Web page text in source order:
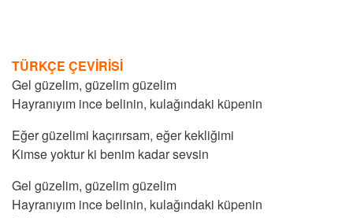
TÜRKÇE ÇEVİRİSİ
Gel güzelim, güzelim güzelim
Hayranıyım ince belinin, kulağındaki küpenin
Eğer güzelimi kaçırırsam, eğer kekliğimi
Kimse yoktur ki benim kadar sevsin
Gel güzelim, güzelim güzelim
Hayranıyım ince belinin, kulağındaki küpenin